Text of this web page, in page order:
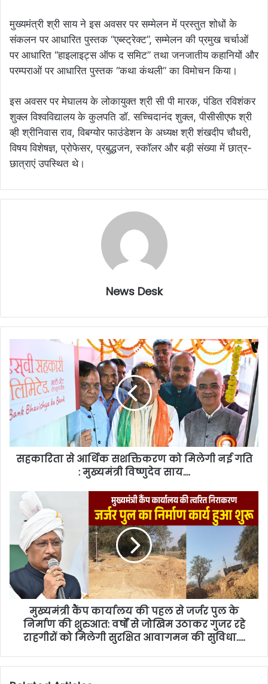
मुख्यमंत्री श्री साय ने इस अवसर पर सम्मेलन में प्रस्तुत शोधों के
संकलन पर आधारित पुस्तक “एब्स्ट्रेक्ट”, सम्मेलन की प्रमुख चर्चाओं
पर आधारित “हाइलाइट्स ऑफ द समिट” तथा जनजातीय कहानियों और
परम्पराओं पर आधारित पुस्तक “कथा कंथली” का विमोचन किया।
इस अवसर पर मेघालय के लोकायुक्त श्री सी पी मारक, पंडित रविशंकर
शुक्ल विश्वविद्यालय के कुलपति डॉ. सच्चिदानंद शुक्ल, पीसीसीएफ श्री
व्ही श्रीनिवास राव, विबग्योर फाउंडेशन के अध्यक्ष श्री शंखदीप चौधरी,
विषय विशेषज्ञ, प्रोफेसर, प्रबुद्धजन, स्कॉलर और बड़ी संख्या में छात्र-
छात्राएं उपस्थित थे।
News Desk
सहकारिता से आर्थिक सशक्तिकरण को मिलेगी नई गति
: मुख्यमंत्री विष्णुदेव साय….
मुख्यमंत्री कैंप कार्यालय की पहल से जर्जर पुल के
निर्माण की शुरुआत: वर्षों से जोखिम उठाकर गुजर रहे
राहगीरों को मिलेगी सुरक्षित आवागमन की सुविधा…..